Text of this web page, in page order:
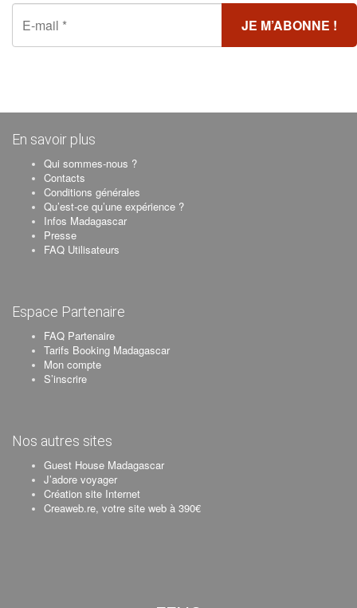
En savoir plus
Qui sommes-nous ?
Contacts
Conditions générales
Qu’est-ce qu’une expérience ?
Infos Madagascar
Presse
FAQ Utilisateurs
Espace Partenaire
FAQ Partenaire
Tarifs Booking Madagascar
Mon compte
S’inscrire
Nos autres sites
Guest House Madagascar
J’adore voyager
Création site Internet
Creaweb.re, votre site web à 390€